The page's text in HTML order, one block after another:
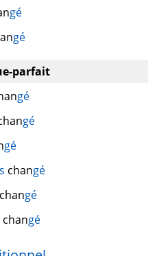
gé
gé
parfait
gé
gé
gé
changé
changé
changé